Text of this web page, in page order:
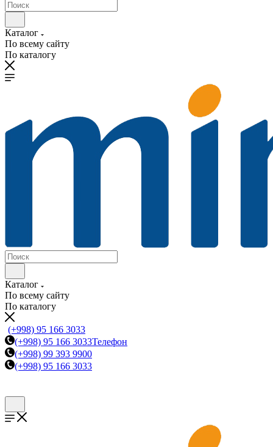
Каталог
По всему сайту
По каталогу
Каталог
По всему сайту
По каталогу
(+998) 95 166 3033
(+998) 95 166 3033Телефон
(+998) 99 393 9900
(+998) 95 166 3033